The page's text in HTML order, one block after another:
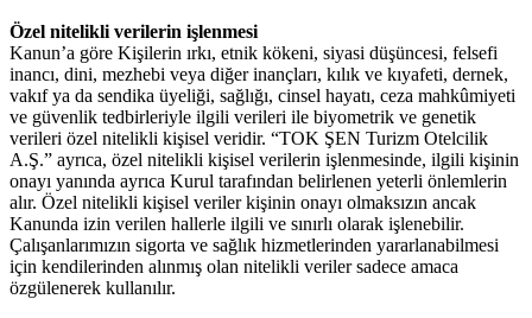
Özel nitelikli verilerin işlenmesi
Kanun’a göre Kişilerin ırkı, etnik kökeni, siyasi düşüncesi, felsefi
inancı, dini, mezhebi veya diğer inançları, kılık ve kıyafeti, dernek,
vakıf ya da sendika üyeliği, sağlığı, cinsel hayatı, ceza mahkûmiyeti
ve güvenlik tedbirleriyle ilgili verileri ile biyometrik ve genetik
verileri özel nitelikli kişisel veridir. “TOK ŞEN Turizm Otelcilik
A.Ş.” ayrıca, özel nitelikli kişisel verilerin işlenmesinde, ilgili kişinin
onayı yanında ayrıca Kurul tarafından belirlenen yeterli önlemlerin
alır. Özel nitelikli kişisel veriler kişinin onayı olmaksızın ancak
Kanunda izin verilen hallerle ilgili ve sınırlı olarak işlenebilir.
Çalışanlarımızın sigorta ve sağlık hizmetlerinden yararlanabilmesi
için kendilerinden alınmış olan nitelikli veriler sadece amaca
özgülenerek kullanılır.